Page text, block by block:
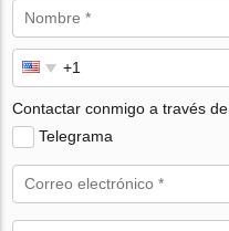
Contactar conmigo a través de
Telegrama